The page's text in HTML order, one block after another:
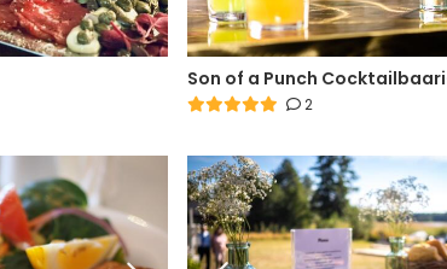
Son of a Punch
2